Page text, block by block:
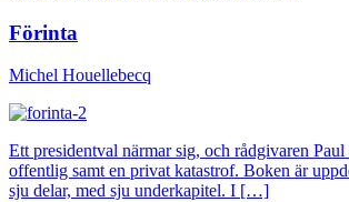
Förinta
Michel Houellebecq
Ett presidentval närmar sig, och rådgivaren Paul
offentlig samt en privat katastrof. Boken är
sju delar, med sju underkapitel. I […]